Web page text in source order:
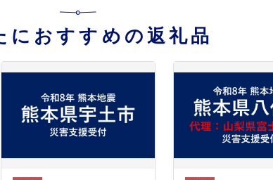
におすすめの返礼品